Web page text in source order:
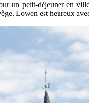
un petit-déjeuner en
Lowen est heureux